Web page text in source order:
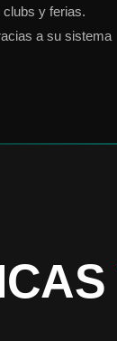
y ferias.
a su sistema